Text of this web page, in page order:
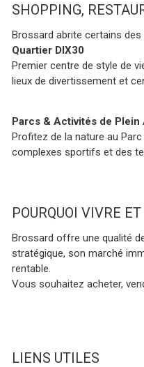
Brossard abrite certains
Quartier DIX30
Premier centre de style de
lieux de divertissement et
Parcs & Activités de Plein
Profitez de la nature au
complexes sportifs et des
VIVRE ET
Brossard offre une qualité
stratégique, son marché
rentable.
Vous souhaitez acheter,
UTILES